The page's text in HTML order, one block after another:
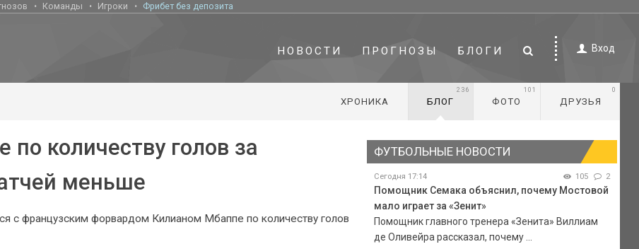
Команды Игроки Фрибет без депозита
НОВОСТИ ПРОГНОЗЫ БЛОГИ Вход
ХРОНИКА БЛОГ
236
ФОТО
101
ДРУЗЬЯ
0
количеству голов за
меньше
с французским форвардом Килианом Мбаппе по количеству голов
ФУТБОЛЬНЫЕ НОВОСТИ
Сегодня 17:14 105 2
Помощник Семака объяснил, почему Мостовой
мало играет за «Зенит»
Помощник главного тренера «Зенита» Виллиам
де Оливейра рассказал, почему ...